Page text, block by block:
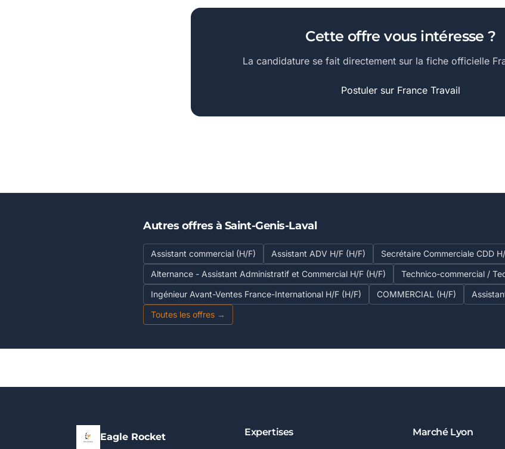
Cette offre vous intéresse ?
La candidature se fait directement sur la fiche officielle
Postuler sur France Travail
Autres offres à Saint-Genis-Laval
Assistant commercial (H/F) Assistant ADV H/F (H/F)
Secrétaire Commerciale CDD
Alternance - Assistant Administratif et Commercial H/F (H/F)
Technico-commercial /
Ingénieur Avant-Ventes France-International H/F (H/F)
COMMERCIAL (H/F)
Toutes les offres →
Eagle Rocket Expertises Marché Lyon